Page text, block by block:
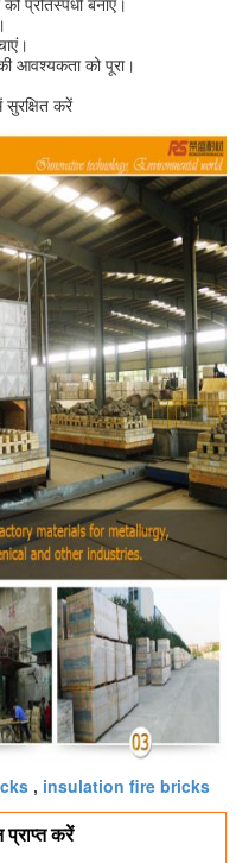
प्रतिस्पर्धी बनाएं।
आवश्यकता को पूरा।
करें
, insulation fire bricks
प्राप्त करें